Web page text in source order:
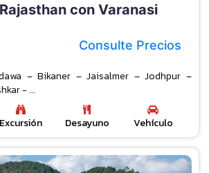
con Varanasi
Consulte Precios
– Bikaner – Jaisalmer – Jodhpur –
- ...
Excursión Desayuno Vehículo